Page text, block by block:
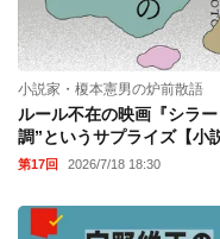
小説家・榎本憲男の炉前散語
ルール不在の映画『シラ
調”というサプライズ【小
第17回 2026/7/18 18:30